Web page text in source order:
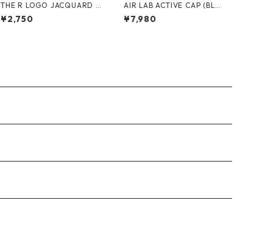
THE R LOGO JACQUARD S
OCKS（BLACK）
¥2,750
AIR LAB ACTIVE CAP (BLA
CK)
¥7,980